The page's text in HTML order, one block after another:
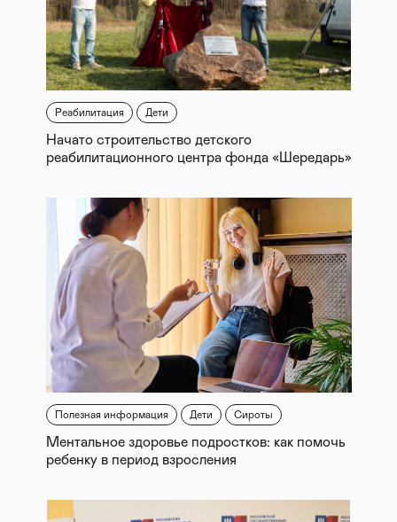
Реабилитация Дети
Начато строительство детского
реабилитационного центра фонда «Шередарь»
Полезная информация Дети Сироты
Ментальное здоровье подростков: как помочь
ребенку в период взросления